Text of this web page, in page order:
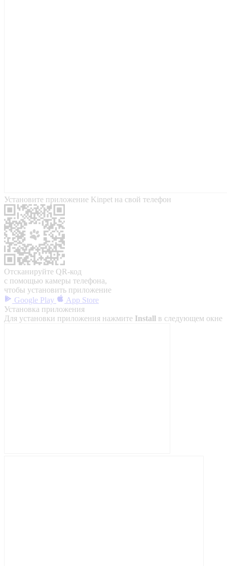
Установите приложение Kinpet на свой телефон
Отсканируйте QR-код
с помощью камеры телефона,
чтобы установить приложение
Google Play
App Store
Установка приложения
Для установки приложения нажмите Install в следующем окне